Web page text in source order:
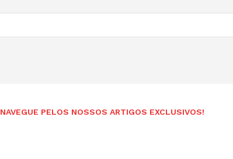
NAVEGUE PELOS NOSSOS ARTIGOS EXCLUSIVOS!